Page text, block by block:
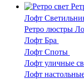
Лофт
Ретро люстры
Лофт Бра
Лофт Споты
Лофт уличные
Лофт